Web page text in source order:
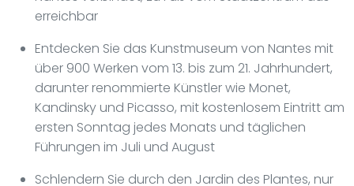
erreichbar
Entdecken Sie das Kunstmuseum von Nantes mit
über 900 Werken vom 13. bis zum 21. Jahrhundert,
darunter renommierte Künstler wie Monet,
Kandinsky und Picasso, mit kostenlosem Eintritt am
ersten Sonntag jedes Monats und täglichen
Führungen im Juli und August
Schlendern Sie durch den Jardin des Plantes, nur